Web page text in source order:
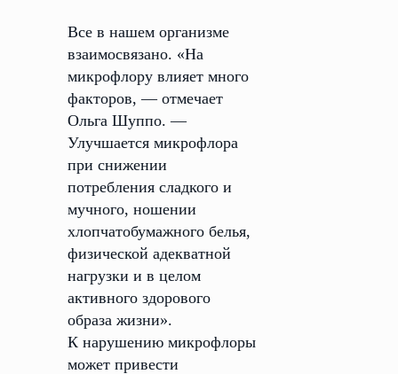
Все в нашем организме
взаимосвязано. «На
микрофлору влияет много
факторов, — отмечает
Ольга Шуппо. —
Улучшается микрофлора
при снижении
потребления сладкого и
мучного, ношении
хлопчатобумажного белья,
физической адекватной
нагрузки и в целом
активного здорового
образа жизни».
К нарушению микрофлоры
может привести